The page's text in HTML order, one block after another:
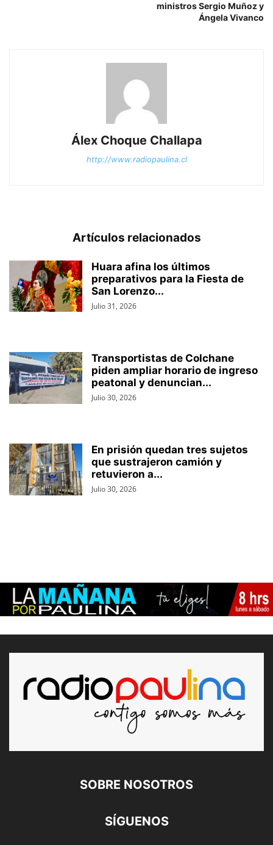
ministros Sergio Muñoz y
Ángela Vivanco
Álex Choque Challapa
http://www.radiopaulina.cl
Artículos relacionados
Huara afina los últimos
preparativos para la Fiesta de
San Lorenzo...
Julio 31, 2026
Transportistas de Colchane
piden ampliar horario de ingreso
peatonal y denuncian...
Julio 30, 2026
En prisión quedan tres sujetos
que sustrajeron camión y
retuvieron a...
Julio 30, 2026
SOBRE NOSOTROS
SÍGUENOS